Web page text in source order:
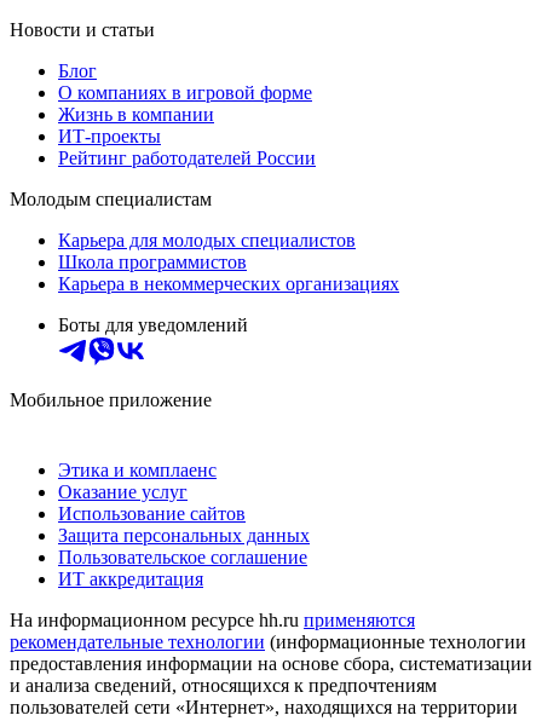
Новости и статьи
Блог
О компаниях в игровой форме
Жизнь в компании
ИТ-проекты
Рейтинг работодателей России
Молодым специалистам
Карьера для молодых специалистов
Школа программистов
Карьера в некоммерческих организациях
Боты для уведомлений
Мобильное приложение
Этика и комплаенс
Оказание услуг
Использование сайтов
Защита персональных данных
Пользовательское соглашение
ИТ аккредитация
На информационном ресурсе hh.ru применяются
рекомендательные технологии (информационные технологии
предоставления информации на основе сбора, систематизации
и анализа сведений, относящихся к предпочтениям
пользователей сети «Интернет», находящихся на территории